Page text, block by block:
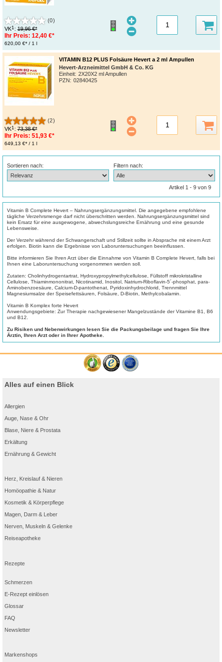
(0)
VK1: 19,96 €*
Ihr Preis: 12,40 €*
620,00 €* / 1 l
VITAMIN B12 PLUS Folsäure Hevert a 2 ml Ampullen
Hevert-Arzneimittel GmbH & Co. KG
Einheit: 2X20X2 ml Ampullen
PZN: 02840425
(2)
VK1: 73,38 €*
Ihr Preis: 51,93 €*
649,13 €* / 1 l
Sortieren nach: Filtern nach:
Artikel 1 - 9 von 9
Vitamin B Complete Hevert – Nahrungsergänzungsmittel. Die angegebene empfohlene
tägliche Verzehrsmenge darf nicht überschritten werden. Nahrungsergänzungsmittel sind
kein Ersatz für eine ausgewogene, abwechslungsreiche Ernährung und eine gesunde
Lebensweise.
Der Verzehr während der Schwangerschaft und Stillzeit sollte in Absprache mit einem Arzt
erfolgen. Biotin kann die Ergebnisse von Laboruntersuchungen beeinflussen.
Bitte informieren Sie Ihren Arzt über die Einnahme von Vitamin B Complete Hevert, falls bei
Ihnen eine Laboruntersuchung vorgenommen werden soll.
Zutaten: Cholinhydrogentartrat, Hydroxypropylmethylcellulose, Füllstoff mikrokristalline
Cellulose, Thiaminmononitrat, Nicotinamid, Inositol, Natrium-Riboflavin-5´-phosphat, para-
Aminobenzoesäure, Calcium-D-pantothenat, Pyridoxinhydrochlorid, Trennmittel
Magnesiumsalze der Speisefettsäuren, Folsäure, D-Biotin, Methylcobalamin.
Vitamin B Komplex forte Hevert
Anwendungsgebiete: Zur Therapie nachgewiesener Mangelzustände der Vitamine B1, B6
und B12.
Zu Risiken und Nebenwirkungen lesen Sie die Packungsbeilage und fragen Sie Ihre
Ärztin, Ihren Arzt oder in Ihrer Apotheke.
Alles auf einen Blick
Allergien
Auge, Nase & Ohr
Blase, Niere & Prostata
Erkältung
Ernährung & Gewicht
Herz, Kreislauf & Nieren
Homöopathie & Natur
Kosmetik & Körperpflege
Magen, Darm & Leber
Nerven, Muskeln & Gelenke
Reiseapotheke
Rezepte
Schmerzen
E-Rezept einlösen
Glossar
FAQ
Newsletter
Markenshops